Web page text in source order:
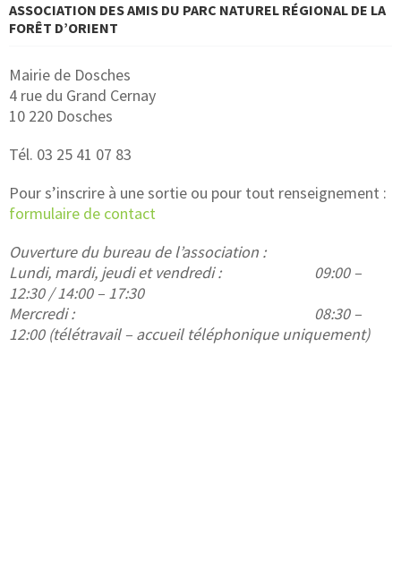
ASSOCIATION DES AMIS DU PARC NATUREL RÉGIONAL DE LA
FORÊT D’ORIENT
Mairie de Dosches
4 rue du Grand Cernay
10 220 Dosches
Tél. 03 25 41 07 83
Pour s’inscrire à une sortie ou pour tout renseignement :
formulaire de contact
Ouverture du bureau de l’association :
Lundi, mardi, jeudi et vendredi : 09:00 –
12:30 / 14:00 – 17:30
Mercredi : 08:30 –
12:00 (télétravail – accueil téléphonique uniquement)